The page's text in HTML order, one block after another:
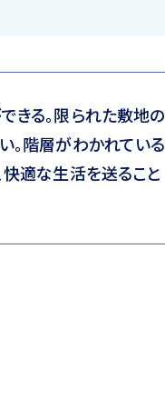
きる。限られた敷地の
。階層がわかれている
快適な生活を送ること